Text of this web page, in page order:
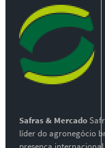
Safras & Mercado
líder do agronegócio